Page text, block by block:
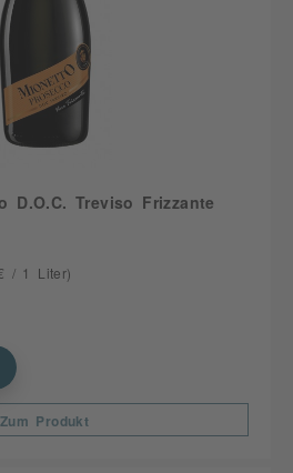
D.O.C. Treviso Frizzante
/ 1 Liter)
Zum Produkt